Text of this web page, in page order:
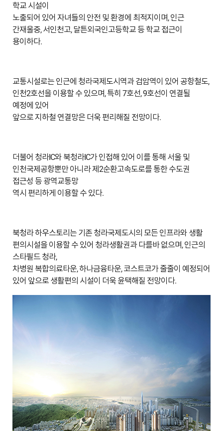
학교 시설이
노출되어 있어 자녀들의 안전 및 환경에 최적지이며, 인근
간재울중, 서인천고, 달튼외국인고등학교 등 학교 접근이
용이하다.
교통시설로는 인근에 청라국제도시역과 검암역이 있어 공항철도,
인천2호선을 이용할 수 있으며, 특히 7호선, 9호선이 연결될
예정에 있어
앞으로 지하철 연결망은 더욱 편리해질 전망이다.
더불어 청라IC와 북청라IC가 인접해 있어 이를 통해 서울 및
인천국제공항뿐만 아니라 제2순환고속도로를 통한 수도권
접근성 등 광역교통망
역시 편리하게 이용할 수 있다.
북청라 하우스토리는 기존 청라국제도시의 모든 인프라와 생활
편의시설을 이용할 수 있어 청라생활권과 다를바 없으며, 인근의
스타필드 청라,
차병원 복합의료타운, 하나금융타운, 코스트코가 줄줄이 예정되어
있어 앞으로 생활편의 시설이 더욱 윤택해질 전망이다.